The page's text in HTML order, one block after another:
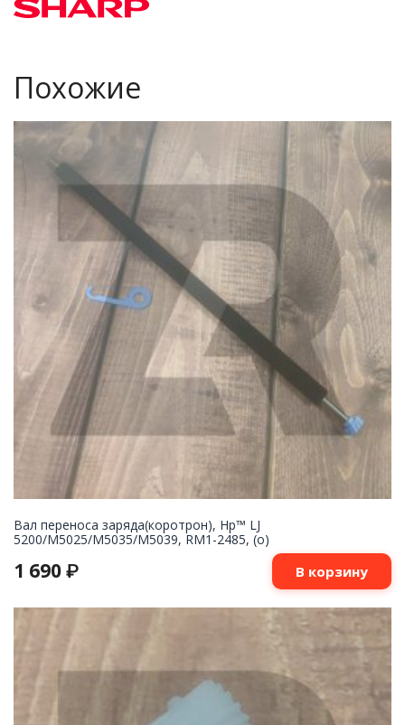
Похожие
Вал переноса заряда(коротрон), Hp™ LJ
5200/M5025/M5035/M5039, RM1-2485, (о)
1 690 ₽ В корзину